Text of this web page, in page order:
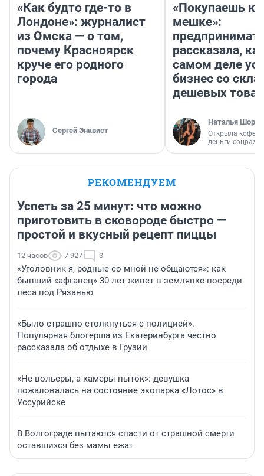
«Как будто где-то в
Лондоне»: журналист
из Омска — о том,
почему Красноярск
круче его родного
города
Сергей Энквист
«Покупаешь
мешке»:
рассказала,
самом деле
бизнес со
дешевых
Наталья
Открыла
деньги
РЕКОМЕНДУЕМ
Успеть за 25 минут: что можно
приготовить в сковороде быстро —
простой и вкусный рецепт пиццы
12 часов 7 927 3
«Уголовник я, родные со мной не общаются»: как
бывший «афганец» 30 лет живет в землянке посреди
леса под Рязанью
«Было страшно столкнуться с полицией».
Популярная блогерша из Екатеринбурга честно
рассказала об отдыхе в Грузии
«Не вольеры, а камеры пыток»: девушка
пожаловалась на состояние экопарка «Лотос» в
Уссурийске
В Волгограде пытаются спасти от страшной смерти
оставшихся без мамы ежат